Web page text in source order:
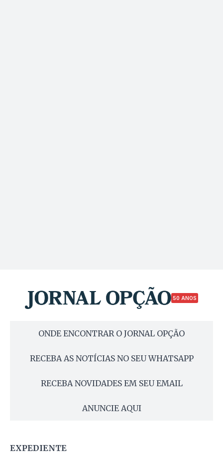
50 ANOS
ONDE ENCONTRAR O JORNAL OPÇÃO
RECEBA AS NOTÍCIAS NO SEU WHATSAPP
RECEBA NOVIDADES EM SEU EMAIL
ANUNCIE AQUI
EXPEDIENTE